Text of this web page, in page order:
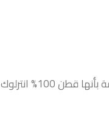
100% انترلوك